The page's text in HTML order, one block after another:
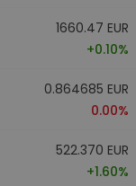
1660.47 EUR
+0.10%
0.864685 EUR
0.00%
522.370 EUR
+1.60%